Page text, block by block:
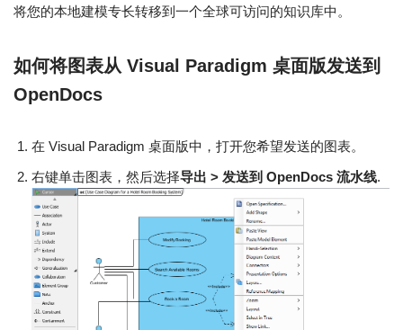
将您的本地建模专长转移到一个全球可访问的知识库中。
如何将图表从 Visual Paradigm 桌面版发送到
OpenDocs
在 Visual Paradigm 桌面版中，打开您希望发送的图表。
右键单击图表，然后选择导出 > 发送到 OpenDocs 流水线.